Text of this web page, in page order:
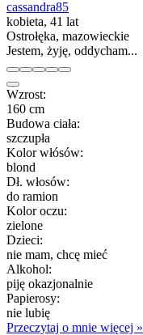
cassandra85
kobieta, 41 lat
Ostrołęka, mazowieckie
Jestem, żyję, oddycham...
Wzrost:
160 cm
Budowa ciała:
szczupła
Kolor włósów:
blond
Dł. włosów:
do ramion
Kolor oczu:
zielone
Dzieci:
nie mam, chcę mieć
Alkohol:
piję okazjonalnie
Papierosy:
nie lubię
Przeczytaj o mnie więcej »